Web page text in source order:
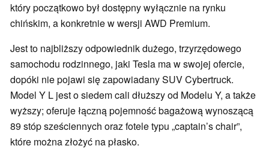
który początkowo był dostępny wyłącznie na rynku
chińskim, a konkretnie w wersji AWD Premium.
Jest to najbliższy odpowiednik dużego, trzyrzędowego
samochodu rodzinnego, jaki Tesla ma w swojej ofercie,
dopóki nie pojawi się zapowiadany SUV Cybertruck.
Model Y L jest o siedem cali dłuższy od Modelu Y, a także
wyższy; oferuje łączną pojemność bagażową wynoszącą
89 stóp sześciennych oraz fotele typu „captain’s chair”,
które można złożyć na płasko.